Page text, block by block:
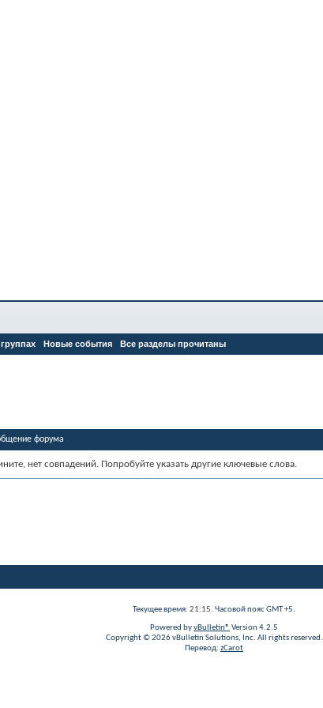
Новые события Все разделы прочитаны
форума
нет совпадений. Попробуйте указать другие ключевые слова.
Текущее время: 21:15. Часовой пояс GMT +5.
Powered byvBulletin® Version 4.2.5
Copyright © 2026 vBulletin Solutions, Inc. All rights reserved.
Перевод: zCarot